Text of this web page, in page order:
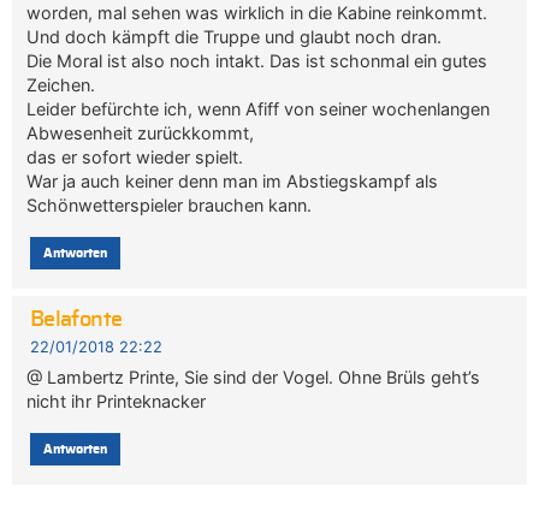
worden, mal sehen was wirklich in die Kabine reinkommt.
Und doch kämpft die Truppe und glaubt noch dran.
Die Moral ist also noch intakt. Das ist schonmal ein gutes
Zeichen.
Leider befürchte ich, wenn Afiff von seiner wochenlangen
Abwesenheit zurückkommt,
das er sofort wieder spielt.
War ja auch keiner denn man im Abstiegskampf als
Schönwetterspieler brauchen kann.
Antworten
Belafonte
22/01/2018 22:22
@ Lambertz Printe, Sie sind der Vogel. Ohne Brüls geht’s
nicht ihr Printeknacker
Antworten